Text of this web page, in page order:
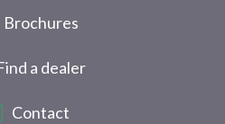
Brochures
a dealer
Contact